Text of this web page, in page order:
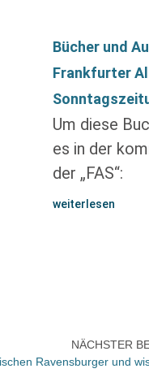
Bücher und
Frankfurter
Um diese
es in der
der „FAS“:
weiterlesen
NÄCHSTER
Ravensburger und